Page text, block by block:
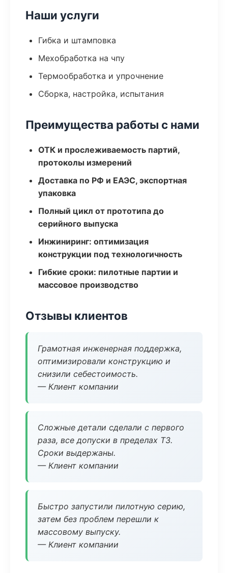
Наши услуги
Гибка и штамповка
Мехобработка на чпу
Термообработка и упрочнение
Сборка, настройка, испытания
Преимущества работы с нами
ОТК и прослеживаемость партий,
протоколы измерений
Доставка по РФ и ЕАЭС, экспортная
упаковка
Полный цикл от прототипа до
серийного выпуска
Инжиниринг: оптимизация
конструкции под технологичность
Гибкие сроки: пилотные партии и
массовое производство
Отзывы клиентов
Грамотная инженерная поддержка,
оптимизировали конструкцию и
снизили себестоимость.
— Клиент компании
Сложные детали сделали с первого
раза, все допуски в пределах ТЗ.
Сроки выдержаны.
— Клиент компании
Быстро запустили пилотную серию,
затем без проблем перешли к
массовому выпуску.
— Клиент компании